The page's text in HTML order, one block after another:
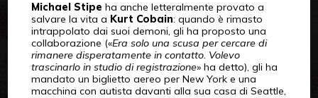
Michael Stipe ha anche letteralmente provato a
salvare la vita a Kurt Cobain: quando è rimasto
intrappolato dai suoi demoni, gli ha proposto una
collaborazione («Era solo una scusa per cercare di
rimanere disperatamente in contatto. Volevo
trascinarlo in studio di registrazione» ha detto), gli ha
mandato un biglietto aereo per New York e una
macchina con autista davanti alla sua casa di Seattle,